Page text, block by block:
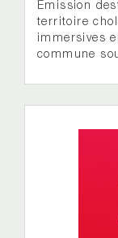
Emission
territoire
immersives
commune